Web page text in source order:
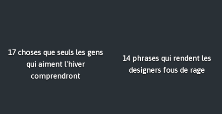
17 choses que seuls les gens
qui aiment l'hiver
comprendront
14 phrases qui rendent les
designers fous de rage